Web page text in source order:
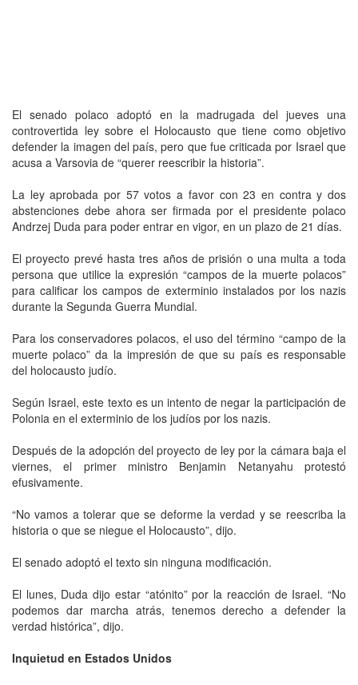
El senado polaco adoptó en la madrugada del jueves una
controvertida ley sobre el Holocausto que tiene como objetivo
defender la imagen del país, pero que fue criticada por Israel que
acusa a Varsovia de “querer reescribir la historia”.
La ley aprobada por 57 votos a favor con 23 en contra y dos
abstenciones debe ahora ser firmada por el presidente polaco
Andrzej Duda para poder entrar en vigor, en un plazo de 21 días.
El proyecto prevé hasta tres años de prisión o una multa a toda
persona que utilice la expresión “campos de la muerte polacos”
para calificar los campos de exterminio instalados por los nazis
durante la Segunda Guerra Mundial.
Para los conservadores polacos, el uso del término “campo de la
muerte polaco” da la impresión de que su país es responsable
del holocausto judío.
Según Israel, este texto es un intento de negar la participación de
Polonia en el exterminio de los judíos por los nazis.
Después de la adopción del proyecto de ley por la cámara baja el
viernes, el primer ministro Benjamin Netanyahu protestó
efusivamente.
“No vamos a tolerar que se deforme la verdad y se reescriba la
historia o que se niegue el Holocausto”, dijo.
El senado adoptó el texto sin ninguna modificación.
El lunes, Duda dijo estar “atónito” por la reacción de Israel. “No
podemos dar marcha atrás, tenemos derecho a defender la
verdad histórica”, dijo.
Inquietud en Estados Unidos